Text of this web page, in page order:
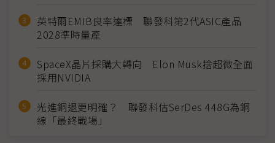
英特爾EMIB良率達標 聯發科第2代ASIC產品
2028準時量產
SpaceX晶片採購大轉向 Elon Musk捨超微全面
採用NVIDIA
光進銅退更明確？ 聯發科估SerDes 448G為銅
線「最終戰場」